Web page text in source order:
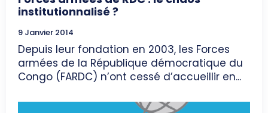
institutionnalisé ?
9 Janvier 2014
Depuis leur fondation en 2003, les Forces
armées de la République démocratique du
Congo (FARDC) n’ont cessé d’accueillir en...